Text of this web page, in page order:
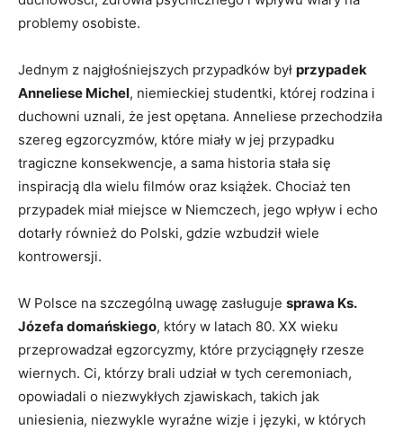
problemy osobiste.
Jednym z najgłośniejszych przypadków był przypadek
Anneliese Michel, niemieckiej studentki, ⁤której rodzina i
duchowni ⁤uznali, że jest opętana. Anneliese przechodziła
szereg egzorcyzmów, które miały w jej przypadku
tragiczne konsekwencje, a sama historia stała się
inspiracją dla‌ wielu filmów oraz książek. Chociaż ten
przypadek miał miejsce‌ w Niemczech, jego wpływ i echo
dotarły również ⁣do Polski, gdzie‍ wzbudził wiele
kontrowersji.
W Polsce na szczególną‍ uwagę zasługuje sprawa Ks.
Józefa domańskiego, który w latach 80. XX ‌wieku
przeprowadzał⁣ egzorcyzmy, które przyciągnęły rzesze
wiernych. Ci, którzy brali udział w tych ceremoniach,
opowiadali o niezwykłych zjawiskach, takich jak
⁢uniesienia, niezwykle wyraźne wizje i języki, ⁣w których‌